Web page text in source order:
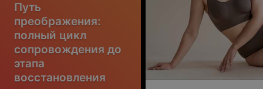
Путь
преображения:
полный цикл
сопровождения до
этапа
восстановления